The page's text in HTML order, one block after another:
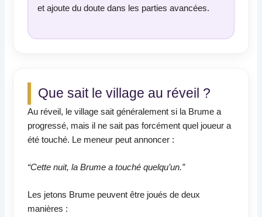
et ajoute du doute dans les parties avancées.
Que sait le village au réveil ?
Au réveil, le village sait généralement si la Brume a
progressé, mais il ne sait pas forcément quel joueur a
été touché. Le meneur peut annoncer :
“Cette nuit, la Brume a touché quelqu’un.”
Les jetons Brume peuvent être joués de deux
manières :